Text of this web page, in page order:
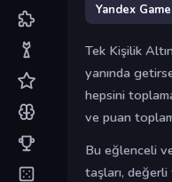
Yandex
Tek Kişilik
yanında
hepsini
ve puan
Bu eğlenceli
taşları,